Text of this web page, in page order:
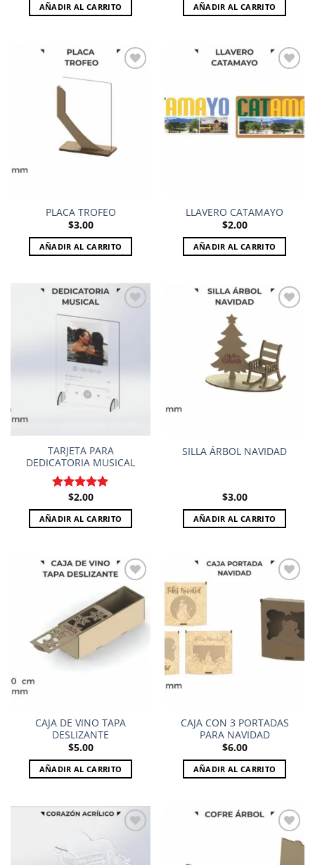
AÑADIR AL CARRITO AÑADIR AL CARRITO
PLACA TROFEO
$3.00
AÑADIR AL CARRITO
Add to
wishlist
LLAVERO CATAMAYO
$2.00
AÑADIR AL CARRITO
TARJETA PARA
DEDICATORIA MUSICAL
Valorado en
5.00de 5
$2.00
AÑADIR AL CARRITO
Add to
wishlist
SILLA ÁRBOL NAVIDAD
$3.00
AÑADIR AL CARRITO
Add to
wishlist
CAJA DE VINO TAPA
DESLIZANTE
$5.00
AÑADIR AL CARRITO
Add to
wishlist
CAJA CON 3 PORTADAS
PARA NAVIDAD
$6.00
AÑADIR AL CARRITO